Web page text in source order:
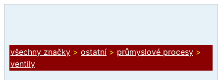
všechny značky > ostatní > průmyslové procesy >
ventily